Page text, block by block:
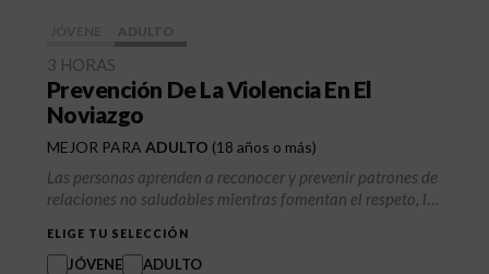
ADULTO
3 HORAS
Prevención De La Violencia En El
Noviazgo
MEJOR PARA ADULTO (18 años o más)
Las personas aprenden a reconocer y prevenir patrones de
relaciones no saludables mientras fomentan el respeto, la
ELIGE TU SELECCIÓN
JÓVENE ADULTO